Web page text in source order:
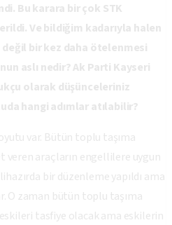
Bu karara bir çok STK
Ve bildiğim kadarıyla halen
değil bir kez daha ötelenmesi
aslı nedir? Ak Parti Kayseri
olarak düşünceleriniz
hangi adımlar atılabilir?
var. Bütün toplu taşıma
veren araçların engellilere uygun
bir düzenleme yapıldı ama
O zaman bütün toplu taşıma
tasfiye olacak ama eskilerin